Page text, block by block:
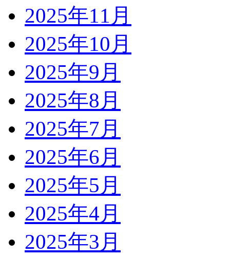
2025年11月
2025年10月
2025年9月
2025年8月
2025年7月
2025年6月
2025年5月
2025年4月
2025年3月